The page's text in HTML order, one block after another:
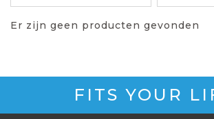
Er zijn geen producten gevonden
FITS YOUR